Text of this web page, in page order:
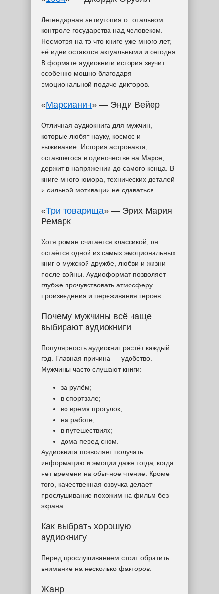
Легендарная антиутопия о тотальном
контроле государства над человеком.
Несмотря на то что книге уже много лет,
её идеи остаются актуальными и сегодня.
В формате аудиокниги история звучит
особенно мощно благодаря
эмоциональной подаче дикторов.
«Марсианин» — Энди Вейер
Отличная аудиокнига для мужчин,
которые любят науку, космос и
выживание. История астронавта,
оставшегося в одиночестве на Марсе,
держит в напряжении до самого конца. В
книге много юмора, технических деталей
и сильной мотивации не сдаваться.
«Три товарища» — Эрих Мария
Ремарк
Хотя роман считается классикой, он
остаётся одной из самых эмоциональных
книг о мужской дружбе, любви и жизни
после войны. Аудиоформат позволяет
глубже прочувствовать атмосферу
произведения и переживания героев.
Почему мужчины всё чаще
выбирают аудиокниги
Популярность аудиокниг растёт каждый
год. Главная причина — удобство.
Мужчины часто слушают книги:
за рулём;
в спортзале;
во время прогулок;
на работе;
в путешествиях;
дома перед сном.
Аудиокнига позволяет получать
информацию и эмоции даже тогда, когда
нет времени на обычное чтение. Кроме
того, качественная озвучка делает
прослушивание похожим на фильм без
экрана.
Как выбрать хорошую
аудиокнигу
Перед прослушиванием стоит обратить
внимание на несколько факторов:
Жанр